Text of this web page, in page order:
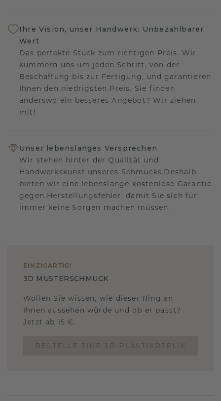
Ihre Vision, unser Handwerk: Unbezahlbarer
Wert
Das perfekte Stück zum richtigen Preis. Wir
kümmern uns um jeden Schritt, von der
Beschaffung bis zur Fertigung, und garantieren
Ihnen den niedrigsten Preis. Sie finden
anderswo ein besseres Angebot? Wir ziehen
mit!
Unser lebenslanges Versprechen
Wir stehen hinter der Qualität und
Handwerkskunst unseres Schmucks.Deshalb
bieten wir eine lebenslange kostenlose Garantie
gegen Herstellungsfehler, damit Sie sich für
immer keine Sorgen machen müssen.
EINZIGARTIG !
3D MUSTERSCHMUCK
Wollen Sie wissen, wie dieser Ring an
Ihnen aussehen würde und ob er passt?
Jetzt ab 15 €.